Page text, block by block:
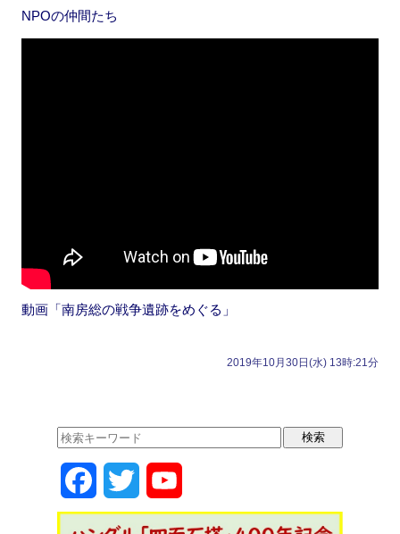
NPOの仲間たち
動画「南房総の戦争遺跡をめぐる」
2019年10月30日(水) 13時:21分
a w o